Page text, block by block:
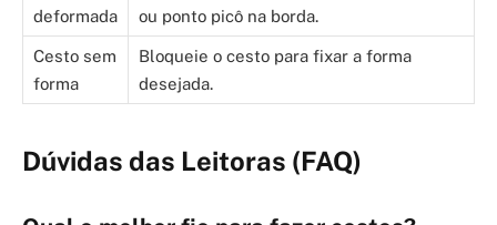
deformada
ou ponto picô na borda.
Cesto sem
forma
Bloqueie o cesto para fixar a forma
desejada.
Dúvidas das Leitoras (FAQ)